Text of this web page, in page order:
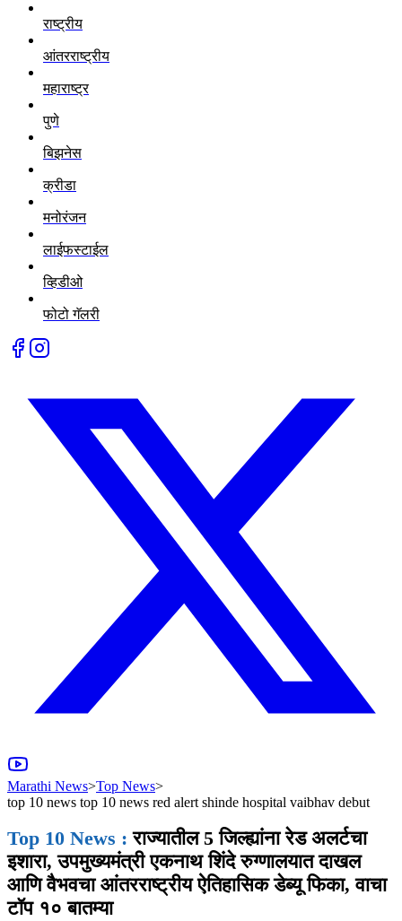
राष्ट्रीय
आंतरराष्ट्रीय
महाराष्ट्र
पुणे
बिझनेस
क्रीडा
मनोरंजन
लाईफस्टाईल
व्हिडीओ
फोटो गॅलरी
Marathi News>Top News>
top 10 news top 10 news red alert shinde hospital vaibhav debut
Top 10 News : राज्यातील 5 जिल्ह्यांना रेड अलर्टचा
इशारा, उपमुख्यमंत्री एकनाथ शिंदे रुग्णालयात दाखल
आणि वैभवचा आंतरराष्ट्रीय ऐतिहासिक डेब्यू फिका, वाचा
टॉप १० बातम्या